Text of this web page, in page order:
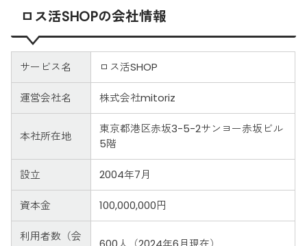
ロス活SHOPの会社情報
サービス名 ロス活SHOP
運営会社名 株式会社mitoriz
本社所在地
東京都港区赤坂3-5-2サンヨー赤坂ビル
5階
設立 2004年7月
資本金 100,000,000円
利用者数（会